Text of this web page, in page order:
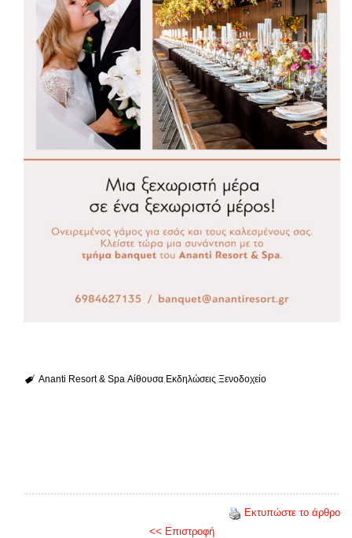
Ananti Resort & Spa Αίθουσα Εκδηλώσεις Ξενοδοχείο
Εκτυπώστε το άρθρο
<< Επιστροφή